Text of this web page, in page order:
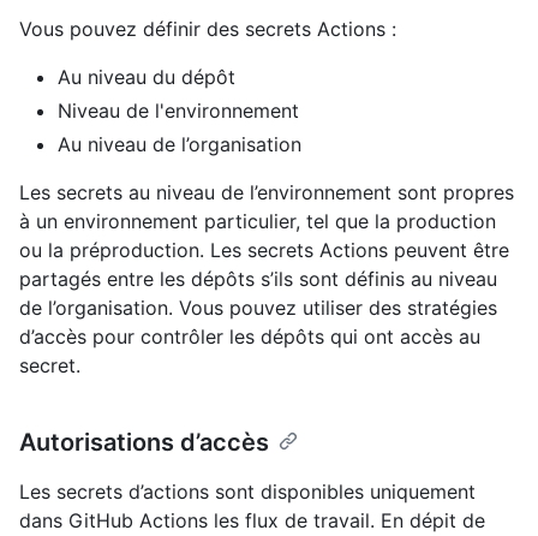
Vous pouvez définir des secrets Actions :
Au niveau du dépôt
Niveau de l'environnement
Au niveau de l’organisation
Les secrets au niveau de l’environnement sont propres
à un environnement particulier, tel que la production
ou la préproduction. Les secrets Actions peuvent être
partagés entre les dépôts s’ils sont définis au niveau
de l’organisation. Vous pouvez utiliser des stratégies
d’accès pour contrôler les dépôts qui ont accès au
secret.
Autorisations d’accès
Les secrets d’actions sont disponibles uniquement
dans GitHub Actions les flux de travail. En dépit de